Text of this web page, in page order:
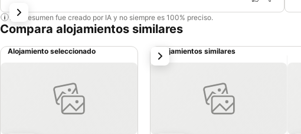
Este resumen fue creado por IA y no siempre es 100% preciso.
Compara alojamientos similares
Alojamiento seleccionado Alojamientos similares
siguiente